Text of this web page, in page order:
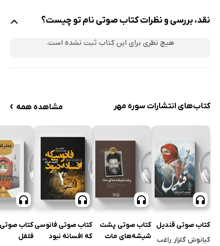
نقد، بررسی و نظرات کتاب صوتی نام تو چیست؟
هیچ نظری برای این کتاب ثبت نشده است.
کتاب‌های انتشارات سوره مهر مشاهده همه ›
کتاب صوتی قندیل
کیانوش گلزار راغب
کتاب صوتی پشت
شیشه‌های مات
کتاب صوتی فانوسی
که افسانه نبود
کتاب
فلفل